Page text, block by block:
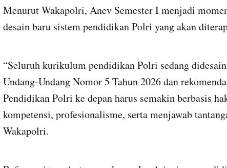
Menurut Wakapolri, Anev Semester I menjadi
desain baru sistem pendidikan Polri yang akan
“Seluruh kurikulum pendidikan Polri sedang
Undang-Undang Nomor 5 Tahun 2026 dan
Pendidikan Polri ke depan harus semakin berbasis
kompetensi, profesionalisme, serta menjawab
Wakapolri.